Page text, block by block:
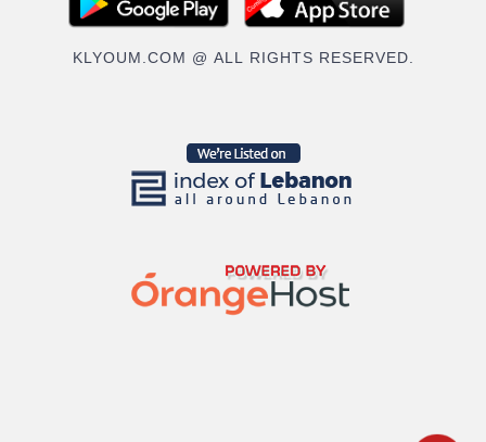
KLYOUM.COM @ ALL RIGHTS RESERVED.